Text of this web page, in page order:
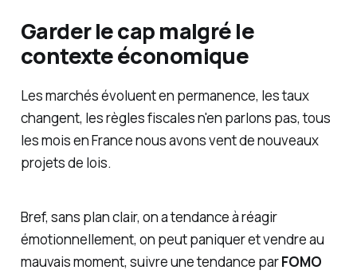
Garder le cap malgré le
contexte économique
Les marchés évoluent en permanence, les taux
changent, les règles fiscales n'en parlons pas, tous
les mois en France nous avons vent de nouveaux
projets de lois.
Bref, sans plan clair, on a tendance à réagir
émotionnellement, on peut paniquer et vendre au
mauvais moment, suivre une tendance parFOMO